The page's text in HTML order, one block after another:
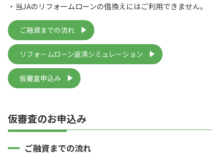
・当JAのリフォームローンの借換えにはご利用できません。
ご融資までの流れ
リフォームローン返済シミュレーション
仮審査申込み
仮審査のお申込み
ご融資までの流れ